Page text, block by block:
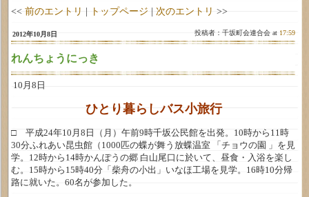
<< 前のエントリ | トップページ | 次のエントリ >>
2012年10月8日 投稿者：千坂町会連合会 at 17:59
れんちょうにっき
10月8日
ひとり暮らしバス小旅行
□ 平成24年10月8日（月）午前9時千坂公民館を出発。10時から11時
30分ふれあい昆虫館（1000匹の蝶が舞う放蝶温室 「チョウの園 」を見
学。12時から14時かんぽうの郷 白山尾口に於いて、昼食・入浴を楽し
む。15時から15時40分「柴舟の小出」いなほ工場を見学。16時10分帰
路に就いた。60名が参加した。